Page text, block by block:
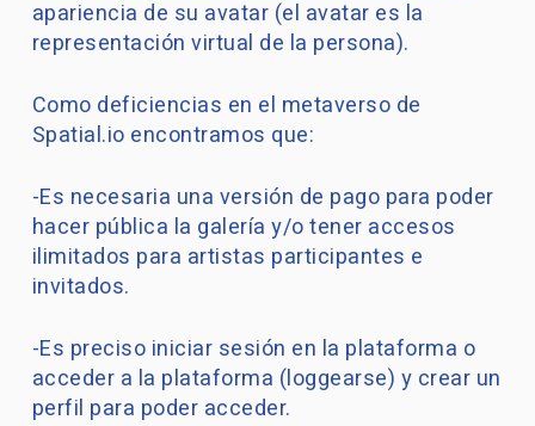
apariencia de su avatar (el avatar es la
representación virtual de la persona).
Como deficiencias en el metaverso de
Spatial.io encontramos que:
-Es necesaria una versión de pago para poder
hacer pública la galería y/o tener accesos
ilimitados para artistas participantes e
invitados.
-Es preciso iniciar sesión en la plataforma o
acceder a la plataforma (loggearse) y crear un
perfil para poder acceder.